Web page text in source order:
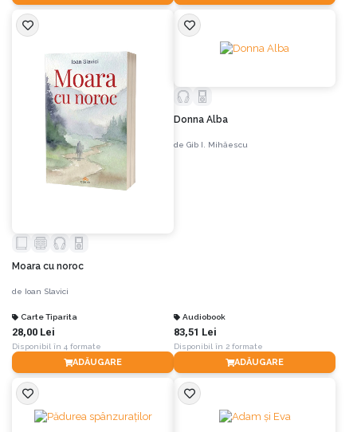
Moara cu noroc
de Ioan Slavici
Carte Tiparita
28,00 Lei
Disponibil în 4 formate
ADĂUGARE
Donna Alba
de Gib I. Mihăescu
Audiobook
83,51 Lei
Disponibil în 2 formate
ADĂUGARE